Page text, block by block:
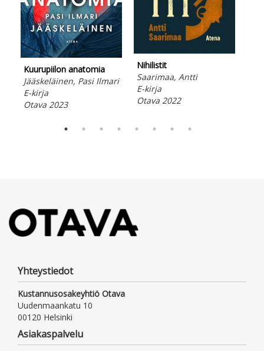
Kuurupiilon anatomia
Jääskeläinen, Pasi Ilmari
E-kirja
Otava 2023
Nihilistit
Saarimaa, Antti
E-kirja
Otava 2022
Yhteystiedot
Kustannusosakeyhtiö Otava
Uudenmaankatu 10
00120 Helsinki
Asiakaspalvelu